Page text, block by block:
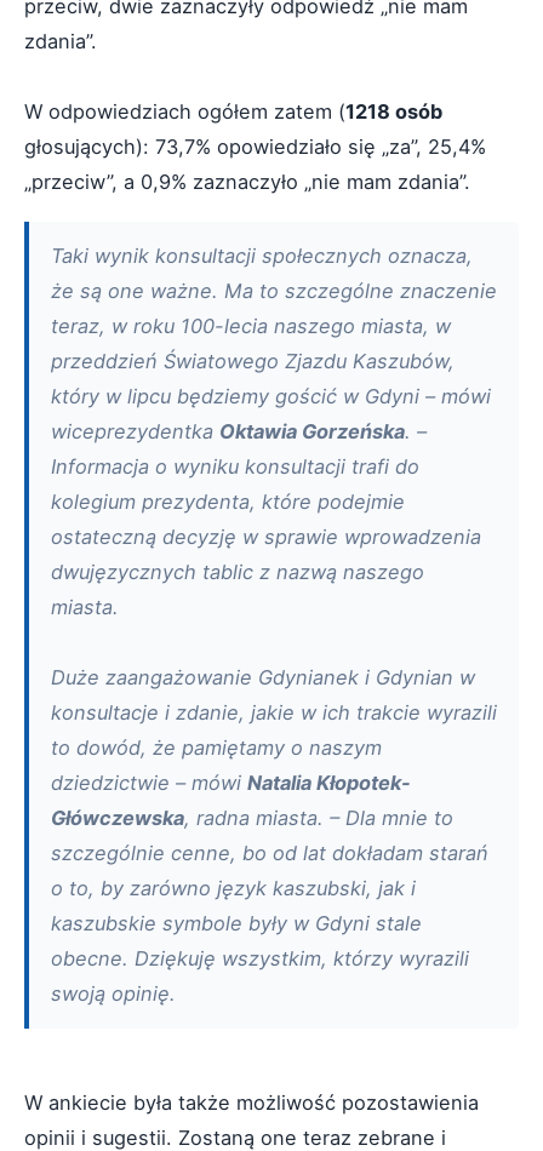
przeciw, dwie zaznaczyły odpowiedź „nie mam
zdania”.
W odpowiedziach ogółem zatem (1218 osób
głosujących): 73,7% opowiedziało się „za”, 25,4%
„przeciw”, a 0,9% zaznaczyło „nie mam zdania”.
Taki wynik konsultacji społecznych oznacza,
że są one ważne. Ma to szczególne znaczenie
teraz, w roku 100-lecia naszego miasta, w
przeddzień Światowego Zjazdu Kaszubów,
który w lipcu będziemy gościć w Gdyni – mówi
wiceprezydentka Oktawia Gorzeńska. –
Informacja o wyniku konsultacji trafi do
kolegium prezydenta, które podejmie
ostateczną decyzję w sprawie wprowadzenia
dwujęzycznych tablic z nazwą naszego
miasta.
Duże zaangażowanie Gdynianek i Gdynian w
konsultacje i zdanie, jakie w ich trakcie wyrazili
to dowód, że pamiętamy o naszym
dziedzictwie – mówi Natalia Kłopotek-
Główczewska, radna miasta. – Dla mnie to
szczególnie cenne, bo od lat dokładam starań
o to, by zarówno język kaszubski, jak i
kaszubskie symbole były w Gdyni stale
obecne. Dziękuję wszystkim, którzy wyrazili
swoją opinię.
W ankiecie była także możliwość pozostawienia
opinii i sugestii. Zostaną one teraz zebrane i